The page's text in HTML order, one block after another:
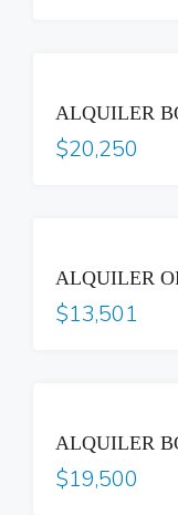
$20,250
$13,501
$19,500